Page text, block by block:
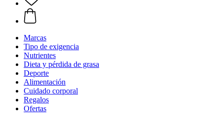
Marcas
Tipo de exigencia
Nutrientes
Dieta y pérdida de grasa
Deporte
Alimentación
Cuidado corporal
Regalos
Ofertas